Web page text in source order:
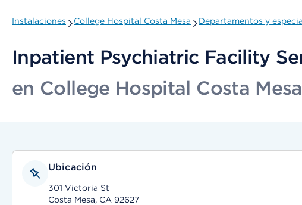
Instalaciones College Hospital Costa Mesa Departamentos y
Inpatient Psychiatric Facility
en College Hospital Costa Mesa
Ubicación
301 Victoria St
Costa Mesa, CA 92627